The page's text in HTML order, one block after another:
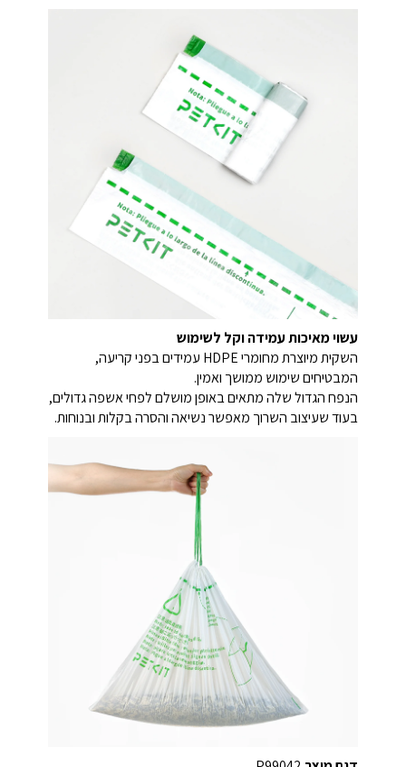
עשוי מאיכות עמידה וקל לשימוש
השקית מיוצרת מחומרי HDPE עמידים בפני קריעה,
המבטיחים שימוש ממושך ואמין.
הנפח הגדול שלה מתאים באופן מושלם לפחי אשפה גדולים,
בעוד שעיצוב השרוך מאפשר נשיאה והסרה בקלות ובנוחות.